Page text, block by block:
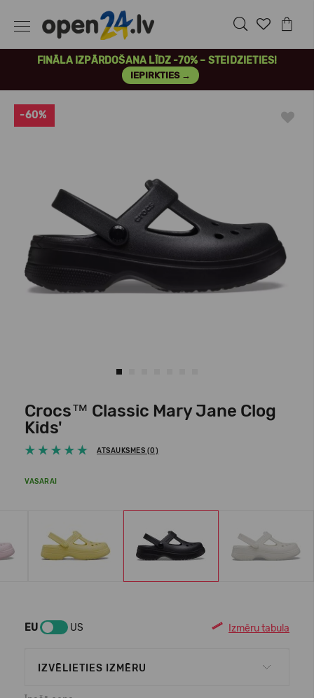
FINĀLA IZPĀRDOŠANA LĪDZ -70% – STEIDZIETIES!
IEPIRKTIES →
Previous
-60%
Crocs™ Classic Mary Jane Clog
Kids'
ATSAUKSMES (0)
VASARAI
EU US Izmēru tabula
IZVĒLIETIES IZMĒRU